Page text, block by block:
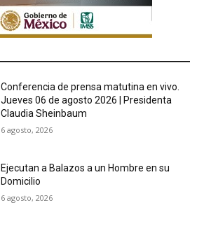
Conferencia de prensa matutina en vivo.
Jueves 06 de agosto 2026 | Presidenta
Claudia Sheinbaum
6 agosto, 2026
Ejecutan a Balazos a un Hombre en su
Domicilio
6 agosto, 2026